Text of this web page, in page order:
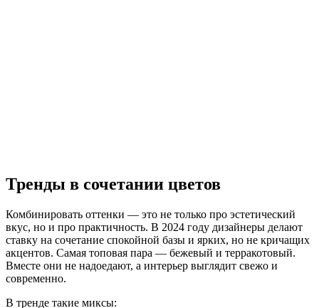
Тренды в сочетании цветов
Комбинировать оттенки — это не только про эстетический
вкус, но и про практичность. В 2024 году дизайнеры делают
ставку на сочетание спокойной базы и ярких, но не кричащих
акцентов. Самая топовая пара — бежевый и терракотовый.
Вместе они не надоедают, а интерьер выглядит свежо и
современно.
В тренде такие миксы: